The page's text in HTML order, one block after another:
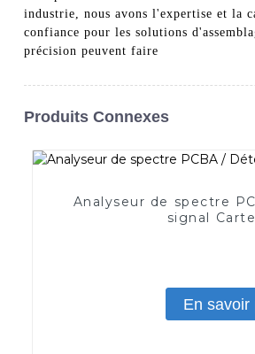
industrie, nous avons l'expertise et la
confiance pour les solutions
précision peuvent faire
Produits Connexes
Analyseur de spectre
signal
En savoir